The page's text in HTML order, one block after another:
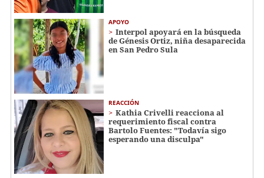
APOYO
Interpol apoyará en la búsqueda
de Génesis Ortiz, niña desaparecida
en San Pedro Sula
REACCIÓN
Kathia Crivelli reacciona al
requerimiento fiscal contra
Bartolo Fuentes: "Todavía sigo
esperando una disculpa"